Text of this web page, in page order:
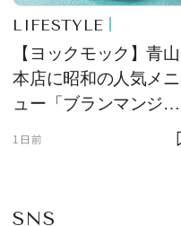
LIFESTYLE
【ヨックモック】青山
本店に昭和の人気メニ
ュー「ブランマンジ
ェ」「ダックワーズ」
1日前
SNS